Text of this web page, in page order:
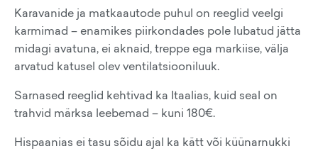
Karavanide ja matkaautode puhul on reeglid veelgi
karmimad – enamikes piirkondades pole lubatud jätta
midagi avatuna, ei aknaid, treppe ega markiise, välja
arvatud katusel olev ventilatsiooniluuk.
Sarnased reeglid kehtivad ka Itaalias, kuid seal on
trahvid märksa leebemad – kuni 180€.
Hispaanias ei tasu sõidu ajal ka kätt või küünarnukki